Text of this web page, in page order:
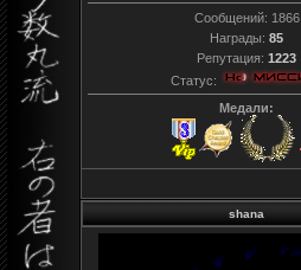
Сообщений: 1866
Награды: 85
Репутация: 1223
Статус:
Медали:
shana